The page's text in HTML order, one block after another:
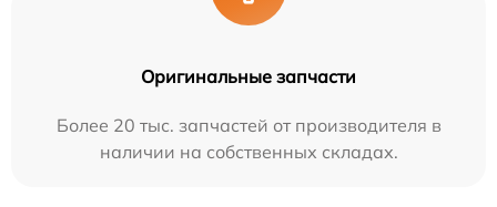
Оригинальные запчасти
Более 20 тыс. запчастей от производителя в
наличии на собственных складах.